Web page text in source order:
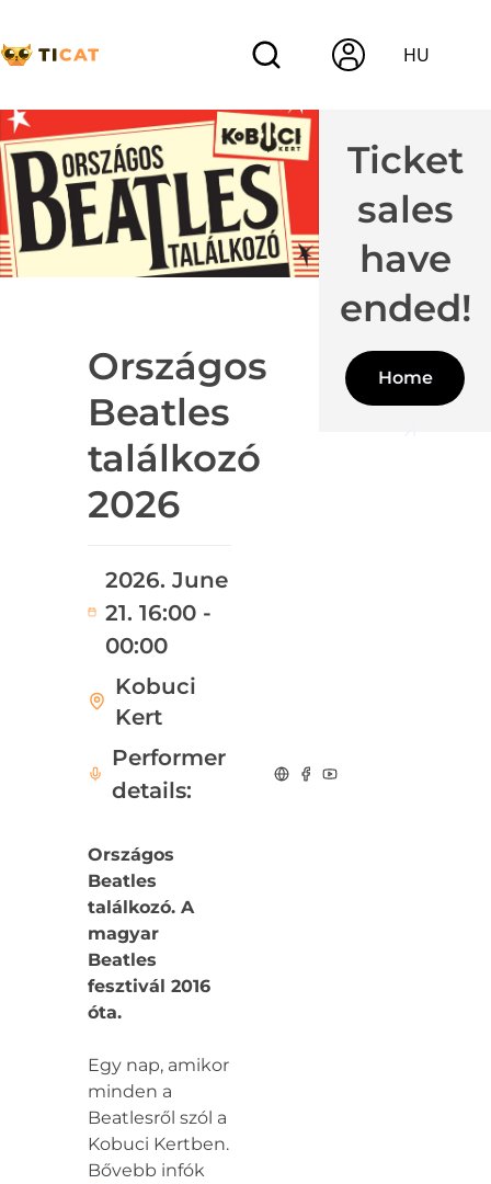
HU
Országos
Beatles
találkozó
2026
2026. June
21. 16:00 -
00:00
Kobuci
Kert
Performer
details:
Ticket
sales
have
ended!
Home
Országos
Beatles
találkozó. A
magyar
Beatles
fesztivál 2016
óta.
Egy nap, amikor
minden a
Beatlesről szól a
Kobuci Kertben.
Bővebb infók